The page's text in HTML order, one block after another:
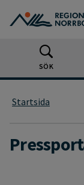
SÖK
Startsida